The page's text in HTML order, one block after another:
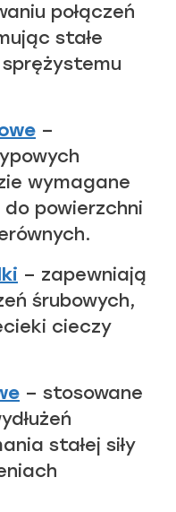
połączeń
stałe
–
wymagane
powierzchni
– zapewniają
śrubowych,
cieczy
– stosowane
stałej siły